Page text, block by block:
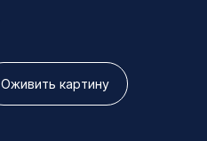
Оживить картину